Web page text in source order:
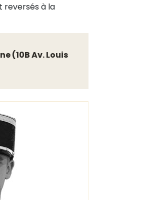
reversés à la
(10B Av. Louis